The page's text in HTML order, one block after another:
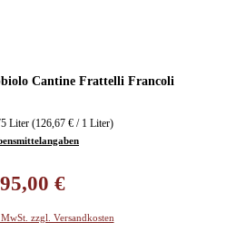
Cantine Frattelli Francoli
Liter (126,67 € / 1 Liter)
95,00 €
zzgl. Versandkosten